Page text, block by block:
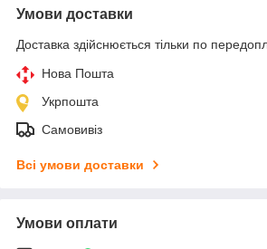
Умови доставки
Доставка здійснюється тільки по
Нова Пошта
Укрпошта
Самовивіз
Всі умови доставки
Умови оплати